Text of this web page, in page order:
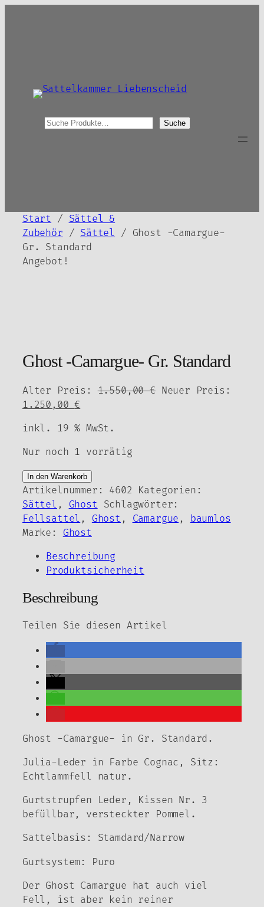
S
Suche
Start / Sättel &
Zubehör / Sättel / Ghost -Camargue-
Gr. Standard
Angebot!
Ghost -Camargue- Gr. Standard
Alter Preis: 1.550,00€ Ursprünglicher
Neuer Preis:
1.250,00€
ist:
1.250,00 €.
inkl. 19 % MwSt.
Nur noch 1 vorrätig
Ghost
-
Camargue-
Gr.
Standard
In den Warenkorb
Artikelnummer: 4602
Kategorien:
Sättel , Ghost Schlagwörter:
Fellsattel , Ghost , Camargue ,
baumlos
Marke: Ghost
Beschreibung
Produktsicherheit
Beschreibung
Teilen Sie diesen Artikel
Ghost -Camargue- in Gr. Standard.
Julia-Leder in Farbe Cognac, Sitz:
Echtlammfell natur.
Gurtstrupfen Leder, Kissen Nr. 3
befüllbar, versteckter Pommel.
Sattelbasis: Stamdard/Narrow
Gurtsystem: Puro
Der Ghost Camargue hat auch viel
Fell, ist aber kein reiner